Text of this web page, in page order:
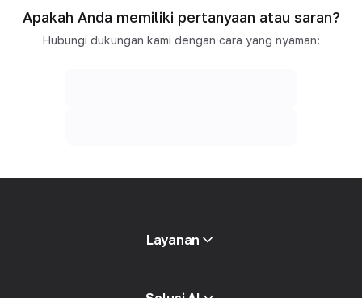
Apakah Anda memiliki pertanyaan atau saran?
Hubungi dukungan kami dengan cara yang nyaman:
Layanan
Proxy mobile